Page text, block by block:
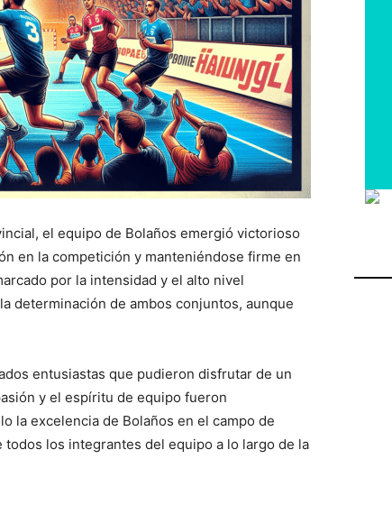
el equipo de Bolaños emergió victorioso
en la competición y manteniéndose firme en
por la intensidad y el alto nivel
determinación de ambos conjuntos, aunque
entusiastas que pudieron disfrutar de un
y el espíritu de equipo fueron
la excelencia de Bolaños en el campo de
los integrantes del equipo a lo largo de la